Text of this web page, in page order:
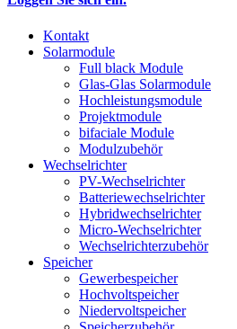
Kontakt
Solarmodule
Full black Module
Glas-Glas Solarmodule
Hochleistungsmodule
Projektmodule
bifaciale Module
Modulzubehör
Wechselrichter
PV-Wechselrichter
Batteriewechselrichter
Hybridwechselrichter
Micro-Wechselrichter
Wechselrichterzubehör
Speicher
Gewerbespeicher
Hochvoltspeicher
Niedervoltspeicher